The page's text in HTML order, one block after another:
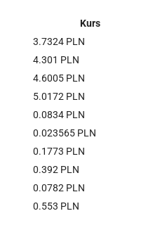
Kurs
3.7324 PLN
4.301 PLN
4.6005 PLN
5.0172 PLN
0.0834 PLN
0.023565 PLN
0.1773 PLN
0.392 PLN
0.0782 PLN
0.553 PLN